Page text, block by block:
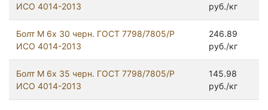
ИСО 4014-2013
руб./кг
Болт М 6х 30 черн. ГОСТ 7798/7805/Р
ИСО 4014-2013
246.89
руб./кг
Болт М 6х 35 черн. ГОСТ 7798/7805/Р
ИСО 4014-2013
145.98
руб./кг